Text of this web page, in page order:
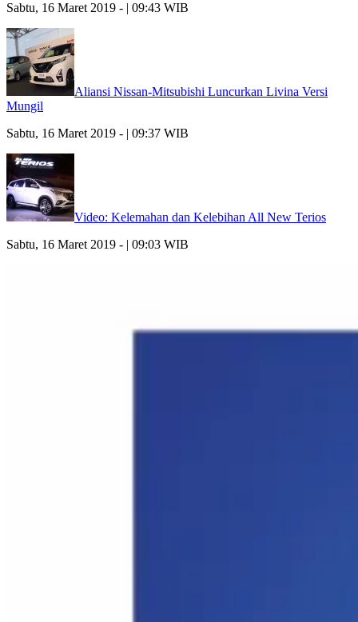
Sabtu, 16 Maret 2019 - | 09:43 WIB
Aliansi Nissan-Mitsubishi Luncurkan Livina Versi
Mungil
Sabtu, 16 Maret 2019 - | 09:37 WIB
Video: Kelemahan dan Kelebihan All New Terios
Sabtu, 16 Maret 2019 - | 09:03 WIB